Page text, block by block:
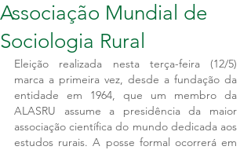
Associação Mundial de
Sociologia Rural
Eleição realizada nesta terça-feira (12/5)
marca a primeira vez, desde a fundação da
entidade em 1964, que um membro da
ALASRU assume a presidência da maior
associação científica do mundo dedicada aos
estudos rurais. A posse formal ocorrerá em